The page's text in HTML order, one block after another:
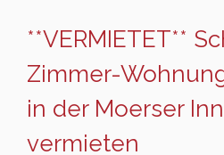
**VERMIETET**
Zimmer-
in der Moerser
vermieten